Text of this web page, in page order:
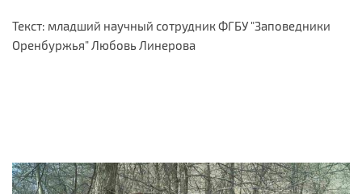
Текст: младший научный сотрудник ФГБУ "Заповедники
Оренбуржья" Любовь Линерова